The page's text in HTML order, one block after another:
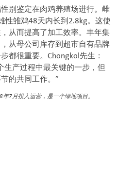
别鉴定在肉鸡养殖场进行。雌
性雏鸡48天内长到2.8kg。这使
从而提高了加工效率。丰年集
从母公司库存到超市自有品牌
都很重要。Chongkol先生：
生产过程中最关键的一步，但
的共同工作。”
7月投入运营，是一个绿地项目。